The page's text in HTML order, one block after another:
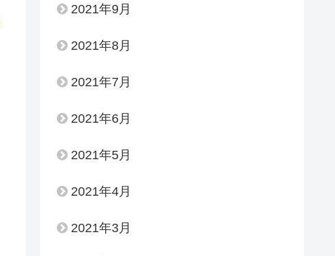
2021年9月
2021年8月
2021年7月
2021年6月
2021年5月
2021年4月
2021年3月